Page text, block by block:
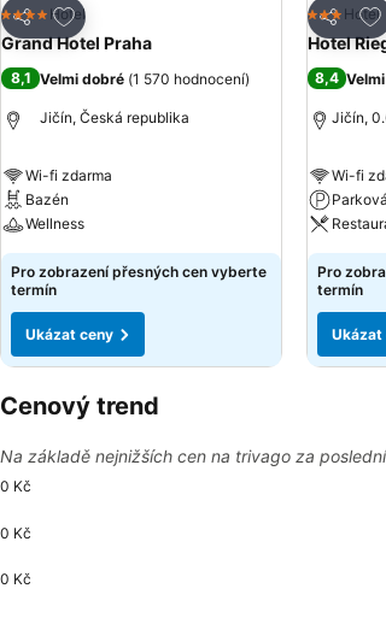
Sdílet
Přidat na seznam oblíbených hotelů
4 Počet hvězdiček
Hotel
Grand Hotel Praha
8,1 Velmi dobré (1 570 hodnocení)
Jičín, Česká republika
Wi-fi zdarma
Bazén
Wellness
Pro zobrazení přesných cen vyberte
termín
Ukázat ceny
Sdílet
3 PočetHotel
Hotel
8,4
Jičín,
Wi-fi
Pro
termín
Ukázat
Cenový trend
Na základě nejnižších cen na trivago za
0 Kč
0 Kč
0 Kč